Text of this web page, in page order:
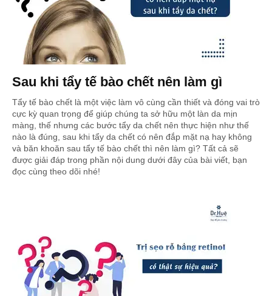
Sau khi tẩy tế bào chết nên làm gì
Tẩy tế bào chết là một việc làm vô cùng cần thiết và đóng vai trò
cực kỳ quan trọng để giúp chúng ta sở hữu một làn da mịn
màng, thế nhưng các bước tẩy da chết nên thực hiện như thế
nào là đúng, sau khi tẩy da chết có nên đắp mặt nạ hay không
và băn khoăn sau tẩy tế bào chết thì nên làm gì? Tất cả sẽ
được giải đáp trong phần nội dung dưới đây của bài viết, bạn
đọc cùng theo dõi nhé!